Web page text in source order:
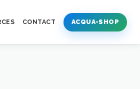
CONTACT ACQUA-SHOP